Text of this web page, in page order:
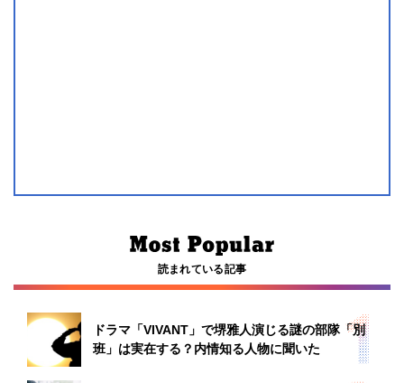
読まれている記事
ドラマ「VIVANT」で堺雅人演じる謎の部隊「別
班」は実在する？内情知る人物に聞いた